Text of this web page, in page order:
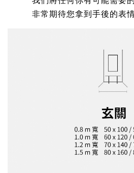
非常期待您拿到手後的表